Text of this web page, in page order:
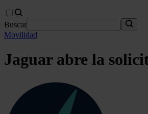
Buscar
Movilidad
Jaguar abre la